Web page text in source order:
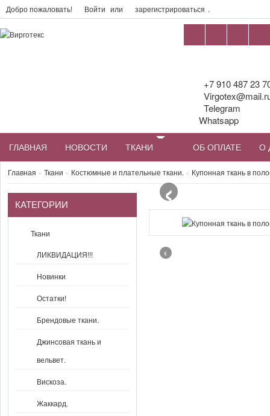
Добро пожаловать! Войти или зарегистрироваться .
+7 910 487 23
Telegram
Whatsapp
ГЛАВНАЯ НОВОСТИ ТКАНИ ОБ ОПЛАТЕ О
Главная » Ткани » Костюмные и плательные ткани. » Купонная ткань в
КАТЕГОРИИ
Ткани
ЛИКВИДАЦИЯ!!!
Новинки
Остатки!
Брендовые ткани.
Джинсовая ткань и
вельвет.
Вискоза.
Жаккард.
‹
‹